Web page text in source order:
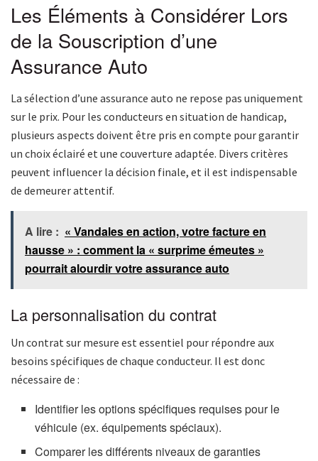
Les Éléments à Considérer Lors
de la Souscription d’une
Assurance Auto
La sélection d’une assurance auto ne repose pas uniquement
sur le prix. Pour les conducteurs en situation de handicap,
plusieurs aspects doivent être pris en compte pour garantir
un choix éclairé et une couverture adaptée. Divers critères
peuvent influencer la décision finale, et il est indispensable
de demeurer attentif.
A lire : « Vandales en action, votre facture en
hausse » : comment la « surprime émeutes »
pourrait alourdir votre assurance auto
La personnalisation du contrat
Un contrat sur mesure est essentiel pour répondre aux
besoins spécifiques de chaque conducteur. Il est donc
nécessaire de :
Identifier les options spécifiques requises pour le
véhicule (ex. équipements spéciaux).
Comparer les différents niveaux de garanties